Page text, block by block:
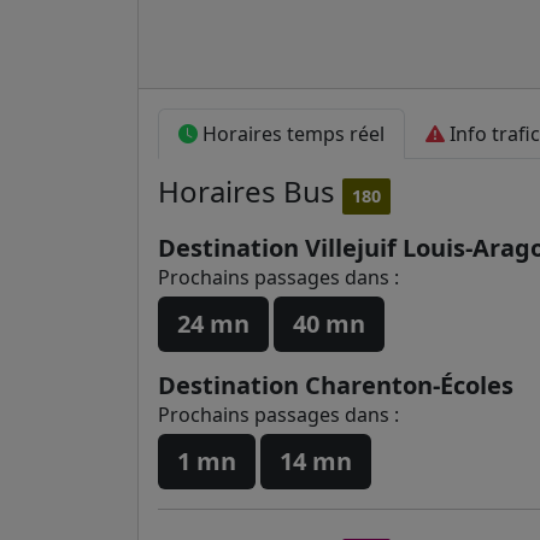
Horaires temps réel Info trafic
Horaires Bus 180
Destination Villejuif Louis-
Prochains passages dans :
24 mn
40 mn
Destination Charenton-Écoles
Prochains passages dans :
1 mn 14 mn